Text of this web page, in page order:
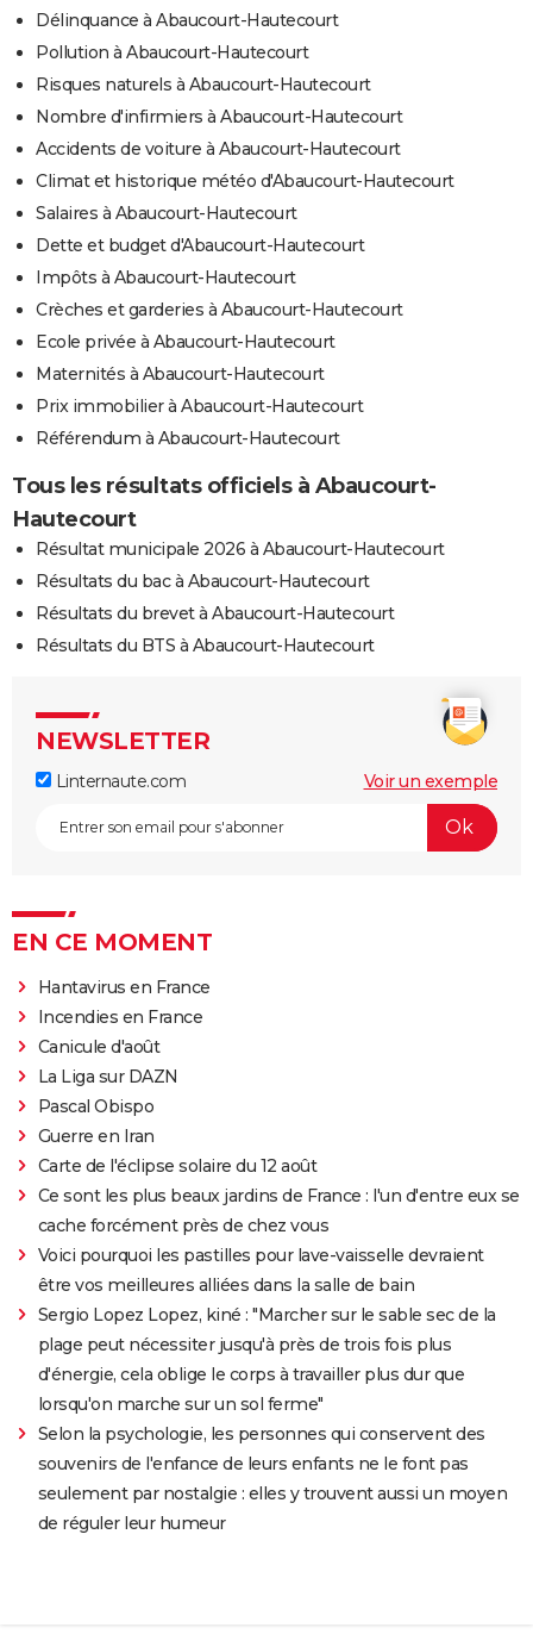
Délinquance à Abaucourt-Hautecourt
Pollution à Abaucourt-Hautecourt
Risques naturels à Abaucourt-Hautecourt
Nombre d'infirmiers à Abaucourt-Hautecourt
Accidents de voiture à Abaucourt-Hautecourt
Climat et historique météo d'Abaucourt-Hautecourt
Salaires à Abaucourt-Hautecourt
Dette et budget d'Abaucourt-Hautecourt
Impôts à Abaucourt-Hautecourt
Crèches et garderies à Abaucourt-Hautecourt
Ecole privée à Abaucourt-Hautecourt
Maternités à Abaucourt-Hautecourt
Prix immobilier à Abaucourt-Hautecourt
Référendum à Abaucourt-Hautecourt
Tous les résultats officiels à Abaucourt-
Hautecourt
Résultat municipale 2026 à Abaucourt-Hautecourt
Résultats du bac à Abaucourt-Hautecourt
Résultats du brevet à Abaucourt-Hautecourt
Résultats du BTS à Abaucourt-Hautecourt
NEWSLETTER
Linternaute.com Voir un exemple
EN CE MOMENT
Hantavirus en France
Incendies en France
Canicule d'août
La Liga sur DAZN
Pascal Obispo
Guerre en Iran
Carte de l'éclipse solaire du 12 août
Ce sont les plus beaux jardins de France : l'un d'entre eux se
cache forcément près de chez vous
Voici pourquoi les pastilles pour lave-vaisselle devraient
être vos meilleures alliées dans la salle de bain
Sergio Lopez Lopez, kiné : "Marcher sur le sable sec de la
plage peut nécessiter jusqu'à près de trois fois plus
d'énergie, cela oblige le corps à travailler plus dur que
lorsqu'on marche sur un sol ferme"
Selon la psychologie, les personnes qui conservent des
souvenirs de l'enfance de leurs enfants ne le font pas
seulement par nostalgie : elles y trouvent aussi un moyen
de réguler leur humeur